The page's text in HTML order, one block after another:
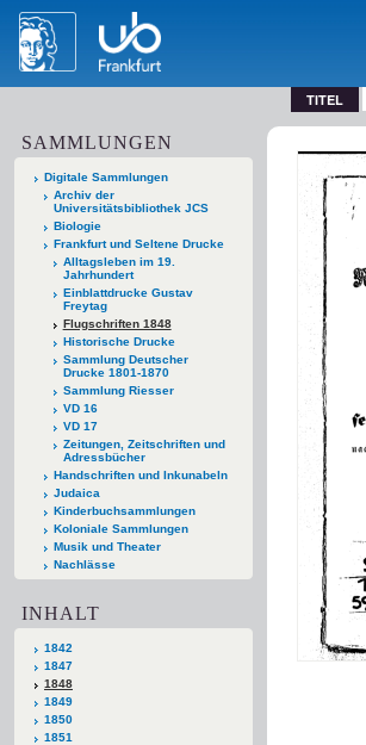
TITEL
SAMMLUNGEN
Digitale Sammlungen
Archiv der
Universitätsbibliothek JCS
Biologie
Frankfurt und Seltene Drucke
Alltagsleben im 19.
Jahrhundert
Einblattdrucke Gustav
Freytag
Flugschriften 1848
Historische Drucke
Sammlung Deutscher
Drucke 1801-1870
Sammlung Riesser
VD 16
VD 17
Zeitungen, Zeitschriften und
Adressbücher
Handschriften und Inkunabeln
Judaica
Kinderbuchsammlungen
Koloniale Sammlungen
Musik und Theater
Nachlässe
INHALT
1842
1847
1848
1849
1850
1851